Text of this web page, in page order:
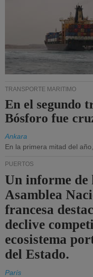
TRANSPORTE MARÍTIMO
En el segundo
Bósforo fue
Ankara
En la primera mitad del
PUERTOS
Un informe de
Asamblea
francesa
declive
ecosistema
del Estado.
París